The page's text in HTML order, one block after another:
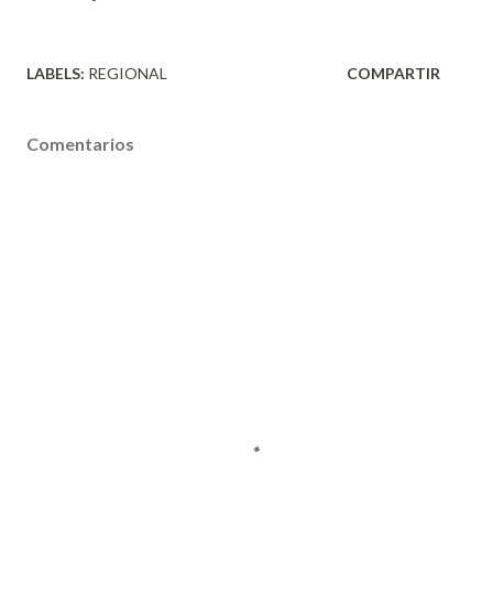
LABELS: REGIONAL COMPARTIR
Comentarios